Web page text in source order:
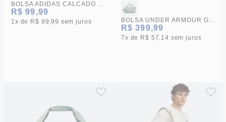
BOLSA ADIDAS CALCADO ESSENTIALS
R$ 99,99
1x R$ 99,99 sem juros BOLSA UNDER ARMOUR GAMETIME DUFFLE
R$ 399,99
7x R$ 57,14 sem juros